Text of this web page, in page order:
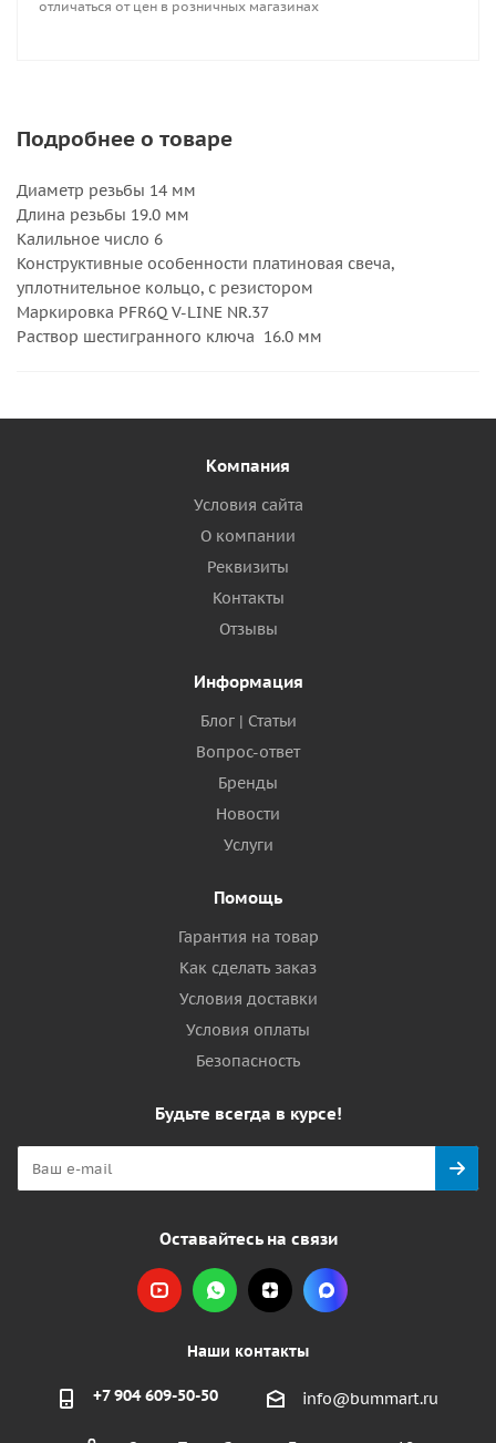
отличаться от цен в розничных магазинах
Подробнее о товаре
Диаметр резьбы 14 мм
Длина резьбы 19.0 мм
Калильное число 6
Конструктивные особенности платиновая свеча,
уплотнительное кольцо, с резистором
Маркировка PFR6Q V-LINE NR.37
Раствор шестигранного ключа 16.0 мм
Компания
Условия сайта
О компании
Реквизиты
Контакты
Отзывы
Информация
Блог | Статьи
Вопрос-ответ
Бренды
Новости
Услуги
Помощь
Гарантия на товар
Как сделать заказ
Условия доставки
Условия оплаты
Безопасность
Будьте всегда в курсе!
Оставайтесь на связи
Наши контакты
+7 904 609-50-50 info@bummart.ru